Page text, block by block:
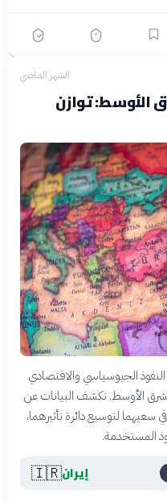
الشهر الماضي
الأوسط: توازن
الجيوسياسي والاقتصادي
الأوسط. تكشف البيانات عن
لتوسيع دائرة تأثيرهما،
المستخدمة.
إيران🇮🇷